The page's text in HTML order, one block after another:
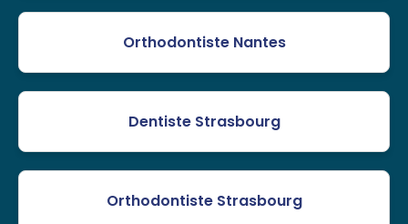
Orthodontiste Nantes
Dentiste Strasbourg
Orthodontiste Strasbourg